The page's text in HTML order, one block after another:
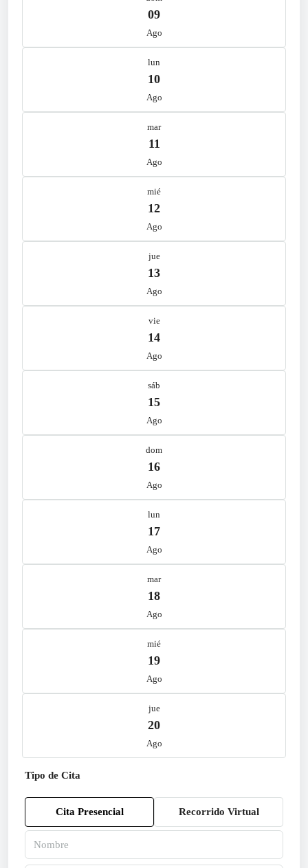
09
Ago
lun
10
Ago
mar
11
Ago
mié
12
Ago
jue
13
Ago
vie
14
Ago
sáb
15
Ago
dom
16
Ago
lun
17
Ago
mar
18
Ago
mié
19
Ago
jue
20
Ago
Tipo de Cita
Cita Presencial Recorrido Virtual